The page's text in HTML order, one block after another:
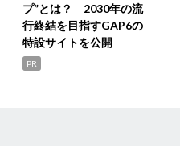
プ”とは？ 2030年の流
行終結を目指すGAP6の
特設サイトを公開
PR